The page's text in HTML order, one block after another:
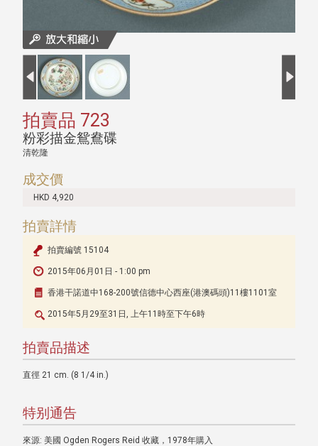
拍賣品 723
粉彩描金鴛鴦碟
清乾隆
成交價
HKD 4,920
拍賣詳情
拍賣編號 15104
2015年06月01日 - 1:00 pm
香港干諾道中168-200號信德中心西座(港澳碼頭)11樓1101室
2015年5月29至31日, 上午11時至下午6時
拍賣品描述
直徑 21 cm. (8 1/4 in.)
特别通告
來源: 美國 Ogden Rogers Reid 收藏，1978年購入